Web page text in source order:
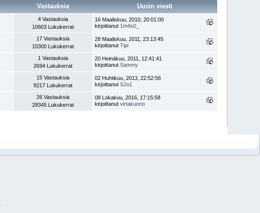
Vastauksia Uusin viesti
4 Vastauksia
10603 Lukukerrat
16 Maaliskuu, 2010, 20:01:00
kirjoittanut 1m4s0_
17 Vastauksia
15300 Lukukerrat
28 Maaliskuu, 2011, 23:13:45
kirjoittanutTipi
1 Vastauksia
2694 Lukukerrat
20 Heinäkuu, 2011, 12:41:41
kirjoittanutSammy
15 Vastauksia
9217 Lukukerrat
02 Huhtikuu, 2013, 22:52:56
kirjoittanutSJo1
26 Vastauksia
28345 Lukukerrat
08 Lokakuu, 2016, 17:15:58
kirjoittanutvirtakuono